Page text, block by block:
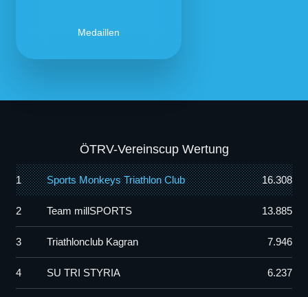
Medaillen
ÖTRV-Vereinscup Wertung
1 Sports Monkeys Triathlon Club 16.308
2 Team millSPORTS 13.885
3 Triathlonclub Kagran 7.946
4 SU TRI STYRIA 6.237